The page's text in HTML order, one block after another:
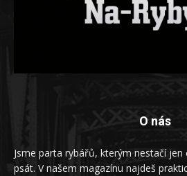
O nás
Jsme parta rybářů, kterým nestačí
psát. V našem magazínu najdeš